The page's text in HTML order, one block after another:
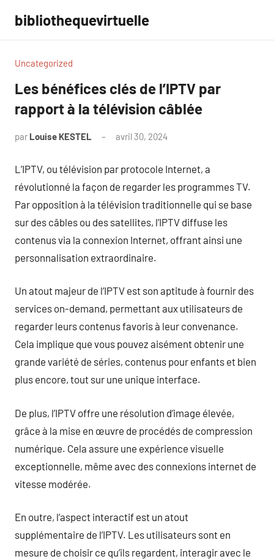
contenu
bibliothequevirtuelle
Uncategorized
Les bénéfices clés de l’IPTV par
rapport à la télévision câblée
par Louise KESTEL avril 30, 2024
L’IPTV, ou télévision par protocole Internet, a
révolutionné la façon de regarder les programmes TV.
Par opposition à la télévision traditionnelle qui se base
sur des câbles ou des satellites, l’IPTV diffuse les
contenus via la connexion Internet, offrant ainsi une
personnalisation extraordinaire.
Un atout majeur de l’IPTV est son aptitude à fournir des
services on-demand, permettant aux utilisateurs de
regarder leurs contenus favoris à leur convenance.
Cela implique que vous pouvez aisément obtenir une
grande variété de séries, contenus pour enfants et bien
plus encore, tout sur une unique interface.
De plus, l’IPTV offre une résolution d’image élevée,
grâce à la mise en œuvre de procédés de compression
numérique. Cela assure une expérience visuelle
exceptionnelle, même avec des connexions internet de
vitesse modérée.
En outre, l’aspect interactif est un atout
supplémentaire de l’IPTV. Les utilisateurs sont en
mesure de choisir ce qu’ils regardent, interagir avec le